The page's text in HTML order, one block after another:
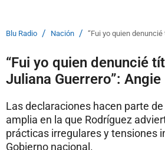
Blu Radio / Nación / “Fui yo quien
“Fui yo quien denuncié
Juliana Guerrero”:
Las declaraciones hacen parte
amplia en la que Rodríguez
prácticas irregulares y tensiones
Gobierno nacional.